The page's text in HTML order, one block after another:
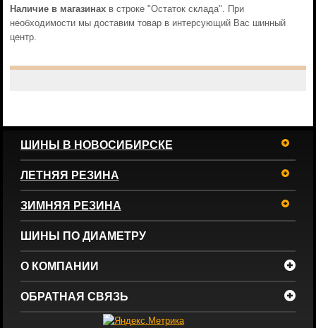
Наличие в магазинахв строке "Остаток склада". При
необходимости мы доставим товар в интерсующий Вас шинный
центр.
ШИНЫ В НОВОСИБИРСКЕ
ЛЕТНЯЯ РЕЗИНА
ЗИМНЯЯ РЕЗИНА
ШИНЫ ПО ДИАМЕТРУ
О КОМПАНИИ
ОБРАТНАЯ СВЯЗЬ